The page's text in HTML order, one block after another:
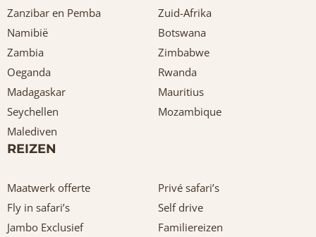
Zanzibar en Pemba
Zuid-Afrika
Namibië
Botswana
Zambia
Zimbabwe
Oeganda
Rwanda
Madagaskar
Mauritius
Seychellen
Mozambique
Malediven
REIZEN
Maatwerk offerte
Privé safari’s
Fly in safari’s
Self drive
Jambo Exclusief
Familiereizen